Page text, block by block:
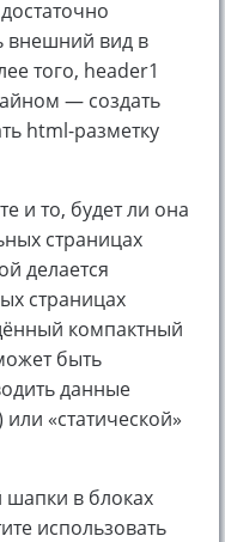
внешний вид в
того, header1
— создать
html-разметку
и то, будет ли она
страницах
делается
страницах
компактный
быть
данные
или «статической»
шапки в блоках
использовать